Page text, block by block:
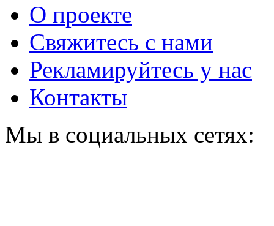
О проекте
Свяжитесь с нами
Рекламируйтесь у нас
Контакты
Мы в социальных сетях: